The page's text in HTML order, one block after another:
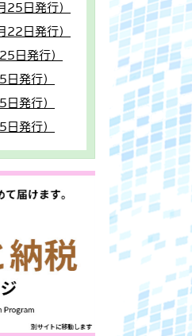
日発行）
日発行）
日発行）
発行）
発行）
発行）